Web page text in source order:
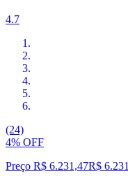
4.7
(24)
4% OFF
Preço R$ 6.231,47R$ 6.231